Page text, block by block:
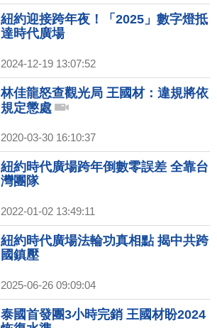
紐約迎接跨年夜！「2025」數字燈抵
達時代廣場
2024-12-19 13:07:52
林佳龍怒查觀光局 王國材：違規將依
規定懲處
2020-03-30 16:10:37
紐約時代廣場跨年倒數零誤差 全靠台
灣團隊
2022-01-02 13:49:11
紐約時代廣場法輪功真相點 揭中共跨
國鎮壓
2025-06-26 09:09:04
泰國首發團3小時完銷 王國材盼2024